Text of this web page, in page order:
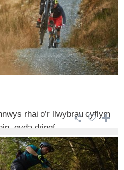
rhai o’r llwybrau cyflym
gyda dringf ...